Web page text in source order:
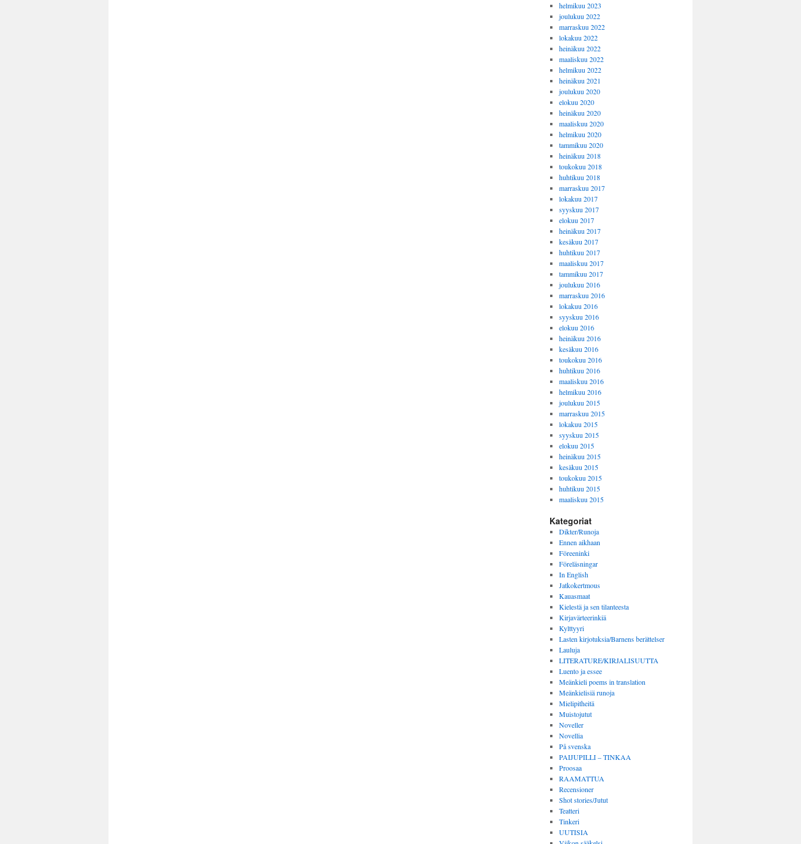
helmikuu 2023
joulukuu 2022
marraskuu 2022
lokakuu 2022
heinäkuu 2022
maaliskuu 2022
helmikuu 2022
heinäkuu 2021
joulukuu 2020
elokuu 2020
heinäkuu 2020
maaliskuu 2020
helmikuu 2020
tammikuu 2020
heinäkuu 2018
toukokuu 2018
huhtikuu 2018
marraskuu 2017
lokakuu 2017
syyskuu 2017
elokuu 2017
heinäkuu 2017
kesäkuu 2017
huhtikuu 2017
maaliskuu 2017
tammikuu 2017
joulukuu 2016
marraskuu 2016
lokakuu 2016
syyskuu 2016
elokuu 2016
heinäkuu 2016
kesäkuu 2016
toukokuu 2016
huhtikuu 2016
maaliskuu 2016
helmikuu 2016
joulukuu 2015
marraskuu 2015
lokakuu 2015
syyskuu 2015
elokuu 2015
heinäkuu 2015
kesäkuu 2015
toukokuu 2015
huhtikuu 2015
maaliskuu 2015
Kategoriat
Dikter/Runoja
Ennen aikhaan
Föreeninki
Föreläsningar
In English
Jatkokertmous
Kauasmaat
Kielestä ja sen tilanteesta
Kirjavärteerinkiä
Kylttyyri
Lasten kirjotuksia/Barnens berättelser
Lauluja
LITERATURE/KIRJALISUUTTA
Luento ja essee
Meänkieli poems in translation
Meänkielisiä runoja
Mielipitheitä
Muistojutut
Noveller
Novellia
På svenska
PAIJUPILLI – TINKAA
Proosaa
RAAMATTUA
Recensioner
Shot stories/Jutut
Teatteri
Tinkeri
UUTISIA